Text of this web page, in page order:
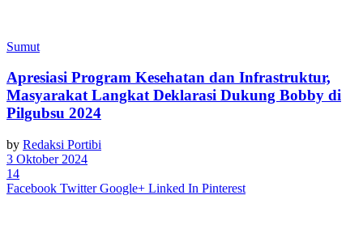
Sumut
Apresiasi Program Kesehatan dan Infrastruktur,
Masyarakat Langkat Deklarasi Dukung Bobby di
Pilgubsu 2024
by Redaksi Portibi
3 Oktober 2024
14
Facebook Twitter Google+ Linked In Pinterest